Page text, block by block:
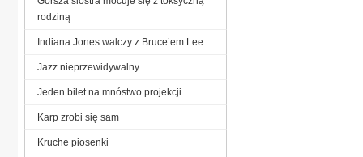
rodziną
Indiana Jones walczy z Bruce’em Lee
Jazz nieprzewidywalny
Jeden bilet na mnóstwo projekcji
Karp zrobi się sam
Kruche piosenki